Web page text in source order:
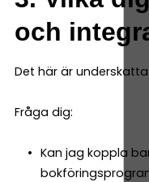
och
Det här är
Fråga dig:
Kan jag koppla